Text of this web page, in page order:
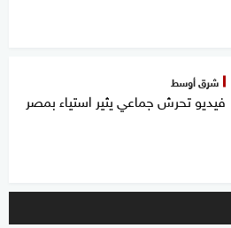
شرق أوسط
فيديو تحرش جماعي يثير استياء بمصر